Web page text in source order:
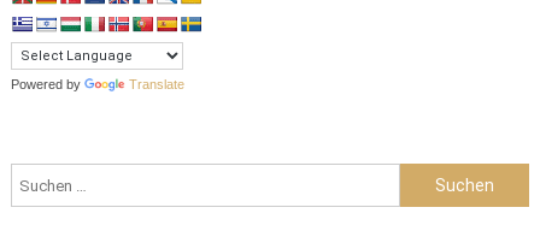
Powered by Translate
Suche nach: